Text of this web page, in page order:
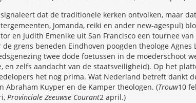
dat de traditionele kerken ontvolken, maar
Jomanda, reiki en ander new-agespul)
en Judith Emenike uit San Francisco een tournee
grens beneden Eindhoven poogden theologe Agnes
twee dode foetussen in de moederschoot
en zelfs aandacht van de staatsveiligheid). Op het
het nog prima. Wat Nederland betreft dankt
Abraham Kuyper en de Kamper theologen. (Trouw10
Provinciale Zeeuwse Courant2 april.)